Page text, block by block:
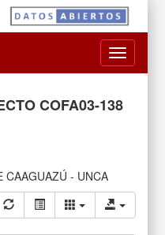
Toggle
COFA03-138
CAAGUAZÚ - UNCA